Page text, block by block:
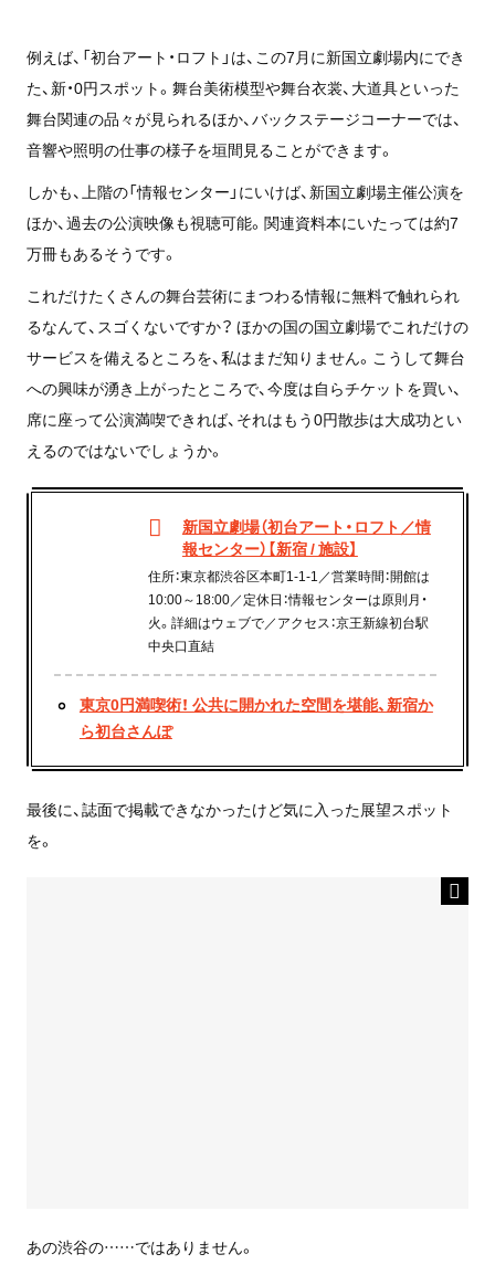
例えば、「初台アート・ロフト」は、この7月に新国立劇場内にでき
た、新・0円スポット。舞台美術模型や舞台衣裳、大道具といった
舞台関連の品々が見られるほか、バックステージコーナーでは、
音響や照明の仕事の様子を垣間見ることができます。
しかも、上階の「情報センター」にいけば、新国立劇場主催公演を
ほか、過去の公演映像も視聴可能。関連資料本にいたっては約7
万冊もあるそうです。
これだけたくさんの舞台芸術にまつわる情報に無料で触れられ
るなんて、スゴくないですか？ ほかの国の国立劇場でこれだけの
サービスを備えるところを、私はまだ知りません。こうして舞台
への興味が湧き上がったところで、今度は自らチケットを買い、
席に座って公演満喫できれば、それはもう0円散歩は大成功とい
えるのではないでしょうか。
新国立劇場（初台アート・ロフト／情
報センター）【新宿 / 施設】
住所：東京都渋谷区本町1-1-1／営業時間：開館は
10:00～18:00／定休日：情報センターは原則月・
火。詳細はウェブで／アクセス：京王新線初台駅
中央口直結
東京0円満喫術！ 公共に開かれた空間を堪能、新宿か
ら初台さんぽ
最後に、誌面で掲載できなかったけど気に入った展望スポット
を。
あの渋谷の……ではありません。